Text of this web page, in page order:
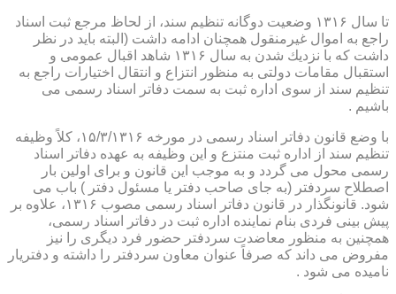
تا سال ۱۳۱۶ وضعیت دوگانه تنظیم سند، از لحاظ مرجع ثبت اسناد
راجع به اموال غیرمنقول همچنان ادامه داشت (البته باید در نظر
داشت كه با نزدیك شدن به سال ۱۳۱۶ شاهد اقبال عمومی و
استقبال مقامات دولتی به منظور انتزاع و انتقال اختیارات راجع به
تنظیم سند از سوی اداره ثبت به سمت دفاتر اسناد رسمی می
باشیم .
با وضع قانون دفاتر اسناد رسمی در مورخه ۱۵/۳/۱۳۱۶، كلاً وظیفه
تنظیم سند از اداره ثبت منتزع و این وظیفه به عهده دفاتر اسناد
رسمی محول می گردد و به موجب این قانون و برای اولین بار
اصطلاح سردفتر (به جای صاحب دفتر یا مسئول دفتر ) باب می
شود. قانونگذار در قانون دفاتر اسناد رسمی مصوب ۱۳۱۶، علاوه بر
پیش بینی فردی بنام نماینده اداره ثبت در دفاتر اسناد رسمی،
همچنین به منظور معاضدت سردفتر حضور فرد دیگری را نیز
مفروض می داند كه صرفاً عنوان معاون سردفتر را داشته و دفتریار
نامیده می شود .